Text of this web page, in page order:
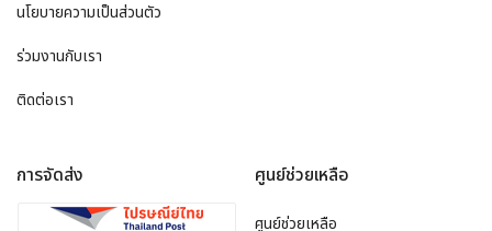
นโยบายความเป็นส่วนตัว
ร่วมงานกับเรา
ติดต่อเรา
การจัดส่ง ศูนย์ช่วยเหลือ
ศูนย์ช่วยเหลือ